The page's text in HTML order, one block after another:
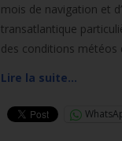
mois de navigation et
transatlantique
des conditions météos
Lire la suite…